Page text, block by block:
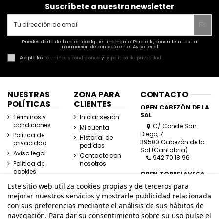
Suscríbete a nuestra newsletter
Puedes darte de baja en cualquier momento. Para ello, consulte nuestra
información de contacto en el Aviso Legal.
Acepto los términos y condiciones y la política de privacidad
NUESTRAS
POLÍTICAS
Términos y
condiciones
Política de
privacidad
Aviso legal
Política de
cookies
ZONA PARA
CLIENTES
Iniciar sesión
Mi cuenta
Historial de
pedidos
Contacte con
nosotros
CONTACTO
OPEN CABEZÓN DE LA
SAL
C/ Conde San
Diego, 7
39500 Cabezón de la
Sal (Cantabria)
942 70 18 96
OPEN TORRELAVEGA
C/ José Posada
Herrera, Esquina
Lasaga Larreta
39300 Torrelavega
(Cantabria)
Este sitio web utiliza cookies propias y de terceros para
mejorar nuestros servicios y mostrarle publicidad relacionada
con sus preferencias mediante el análisis de sus hábitos de
navegación. Para dar su consentimiento sobre su uso pulse el